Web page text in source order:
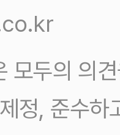
모두의 의
정, 준수하